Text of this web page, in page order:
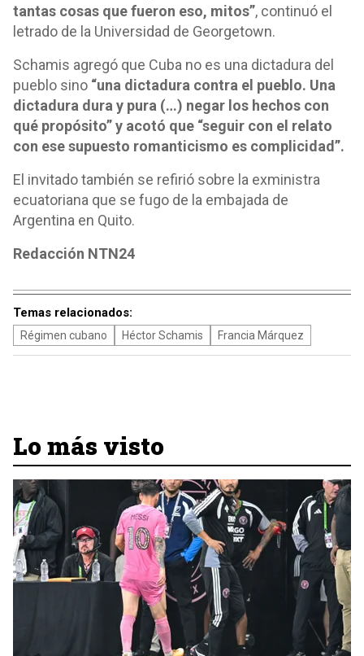
tantas cosas que fueron eso, mitos”, continuó el
letrado de la Universidad de Georgetown.
Schamis agregó que Cuba no es una dictadura del
pueblo sino “una dictadura contra el pueblo. Una
dictadura dura y pura (…) negar los hechos con
qué propósito” y acotó que “seguir con el relato
con ese supuesto romanticismo es complicidad”.
El invitado también se refirió sobre la exministra
ecuatoriana que se fugo de la embajada de
Argentina en Quito.
Redacción NTN24
Temas relacionados:
Régimen cubano Héctor Schamis Francia Márquez
Lo más visto